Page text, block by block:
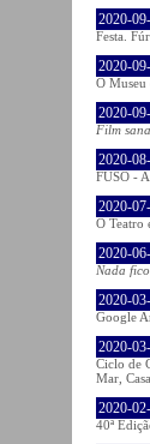
2020-
Festa.
2020-
O Museu
2020-
Film
2020-
FUSO -
2020-
O Teatro
2020-
Nada
2020-
Google
2020-
Ciclo de
Mar,
2020-
40ª